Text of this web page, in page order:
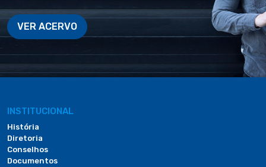
VER ACERVO
INSTITUCIONAL
História
Diretoria
Conselhos
Documentos